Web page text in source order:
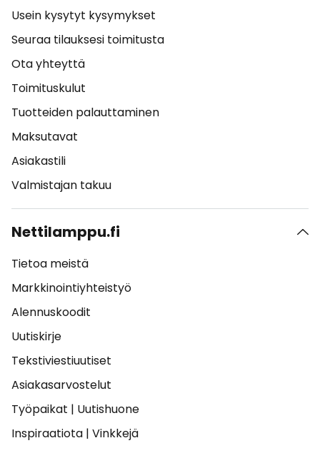
Usein kysytyt kysymykset
Seuraa tilauksesi toimitusta
Ota yhteyttä
Toimituskulut
Tuotteiden palauttaminen
Maksutavat
Asiakastili
Valmistajan takuu
Nettilamppu.fi
Tietoa meistä
Markkinointiyhteistyö
Alennuskoodit
Uutiskirje
Tekstiviestiuutiset
Asiakasarvostelut
Työpaikat | Uutishuone
Inspiraatiota | Vinkkejä